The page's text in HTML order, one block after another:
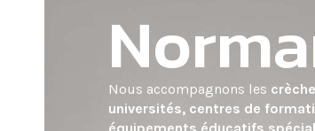
Nous accompagnons les
universités, centres de